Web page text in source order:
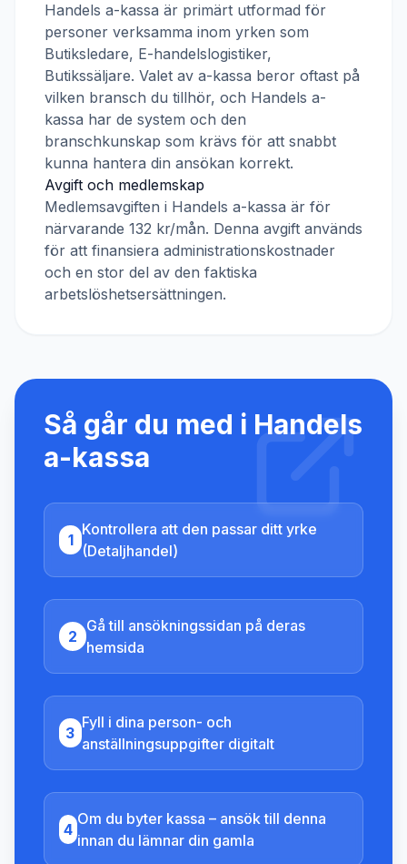
Handels a-kassa är primärt utformad för
personer verksamma inom yrken som
Butiksledare, E-handelslogistiker,
Butikssäljare. Valet av a-kassa beror oftast på
vilken bransch du tillhör, och Handels a-
kassa har de system och den
branschkunskap som krävs för att snabbt
kunna hantera din ansökan korrekt.
Avgift och medlemskap
Medlemsavgiften i Handels a-kassa är för
närvarande 132 kr/mån. Denna avgift används
för att finansiera administrationskostnader
och en stor del av den faktiska
arbetslöshetsersättningen.
Så går du med i Handels
a-kassa
1
Kontrollera att den passar ditt yrke
(Detaljhandel)
2
Gå till ansökningssidan på deras
hemsida
3
Fyll i dina person- och
anställningsuppgifter digitalt
4
Om du byter kassa – ansök till denna
innan du lämnar din gamla